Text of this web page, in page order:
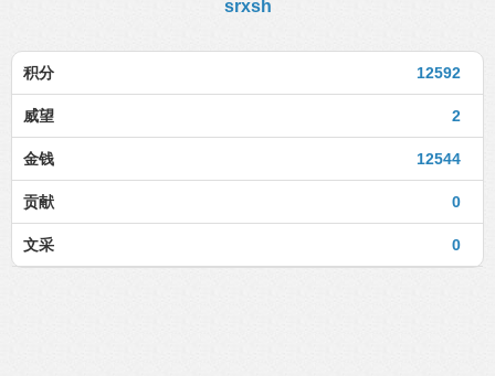
srxsh
12592
积分
2
威望
12544
金钱
0
贡献
0
文采